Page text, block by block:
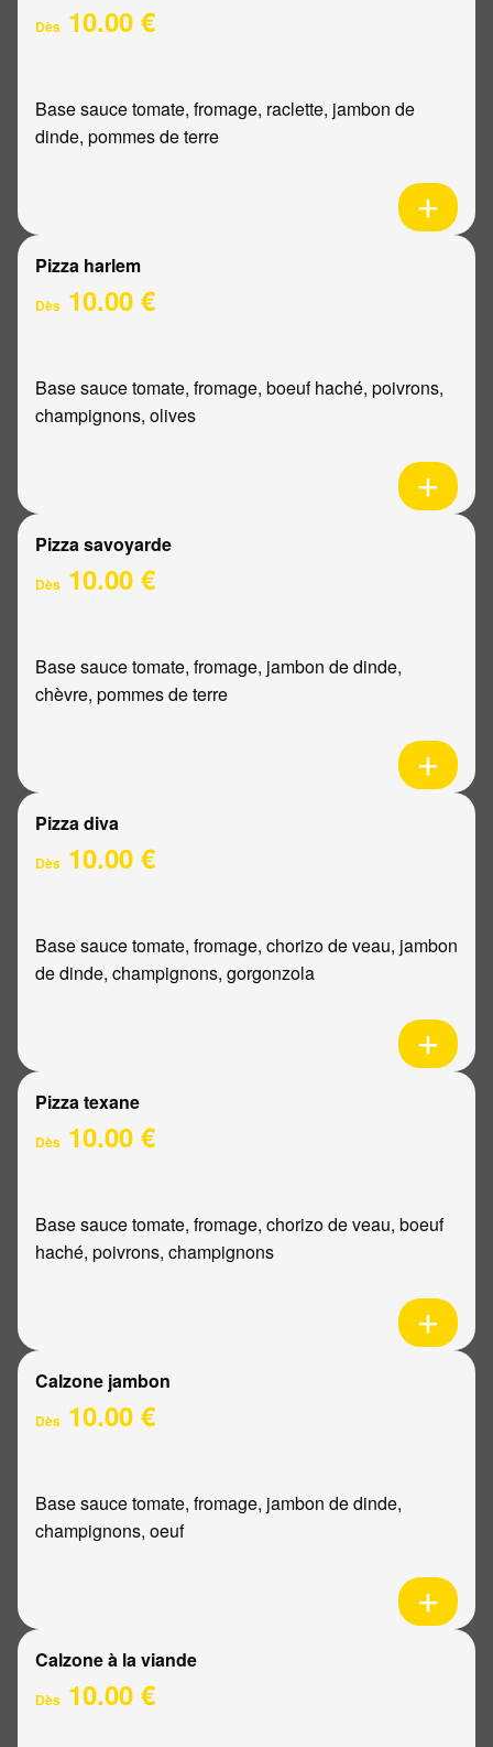
Dès 10.00 €
Base sauce tomate, fromage, raclette, jambon de
dinde, pommes de terre
Pizza harlem
Dès 10.00 €
Base sauce tomate, fromage, boeuf haché, poivrons,
champignons, olives
Pizza savoyarde
Dès 10.00 €
Base sauce tomate, fromage, jambon de dinde,
chèvre, pommes de terre
Pizza diva
Dès 10.00 €
Base sauce tomate, fromage, chorizo de veau, jambon
de dinde, champignons, gorgonzola
Pizza texane
Dès 10.00 €
Base sauce tomate, fromage, chorizo de veau, boeuf
haché, poivrons, champignons
Calzone jambon
Dès 10.00 €
Base sauce tomate, fromage, jambon de dinde,
champignons, oeuf
Calzone à la viande
Dès 10.00 €